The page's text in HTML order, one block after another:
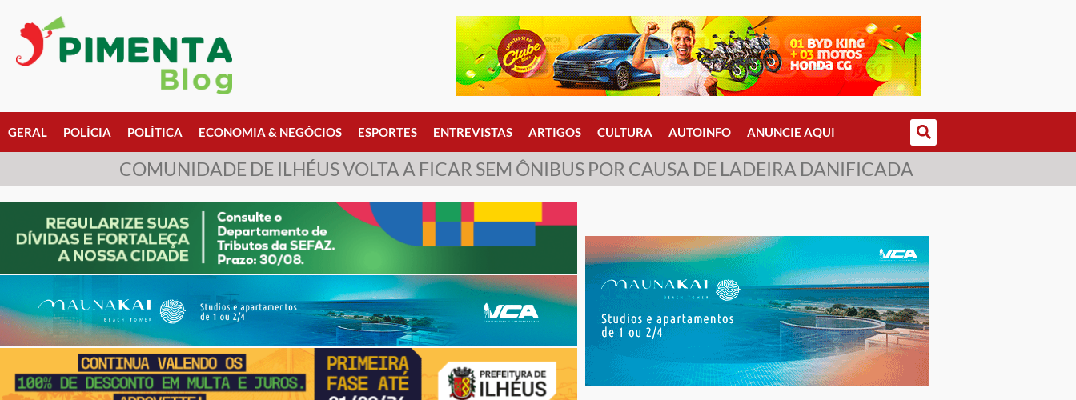
GERAL POLÍCIA POLÍTICA ECONOMIA & NEGÓCIOS ESPORTES ENTREVISTAS ARTIGOS CULTURA AUTOINFO ANUNCIE AQUI
COMUNIDADE DE ILHÉUS VOLTA A FICAR SEM ÔNIBUS POR CAUSA DE LADEIRA DANIFICADA